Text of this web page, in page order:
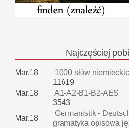
Najczęściej
Mar.18
1000 słów
11619
Mar.18
A1-A2-B1-B2-AES
3543
Mar.18
Germanistik -
gramatyka opisowa